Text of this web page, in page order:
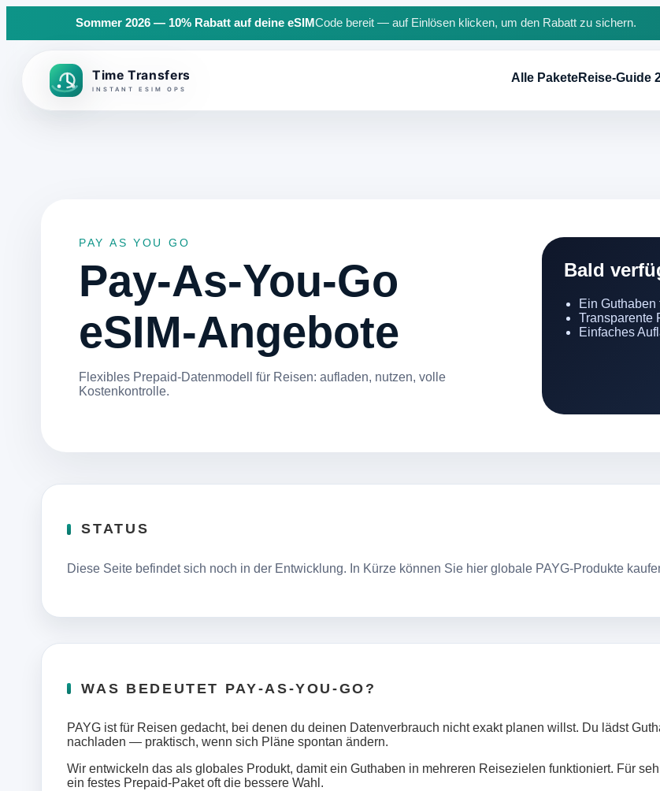
Sommer 2026 — 10% Rabatt auf deine eSIMCode bereit — auf Einlösen klicken, um den Rabatt zu sichern.
Back to top
Alle PaketeReise-Guide
PAY AS YOU GO
Pay-As-You-Go
eSIM-Angebote
Flexibles Prepaid-Datenmodell für Reisen: aufladen, nutzen, volle
Kostenkontrolle.
Bald
Ein
Transparente
Einfaches
STATUS
Diese Seite befindet sich noch in der Entwicklung. In Kürze können Sie hier globale PAYG-Produkte
WAS BEDEUTET PAY‑AS‑YOU‑GO?
PAYG ist für Reisen gedacht, bei denen du deinen Datenverbrauch nicht exakt planen willst. Du lädst
nachladen — praktisch, wenn sich Pläne spontan ändern.
Wir entwickeln das als globales Produkt, damit ein Guthaben in mehreren Reisezielen funktioniert. Für
ein festes Prepaid‑Paket oft die bessere Wahl.